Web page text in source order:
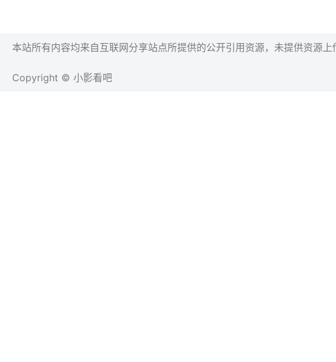
本站所有内容均来自互联网分享站点所提供的公开引用资源，未提供资源上
Copyright © 小影看吧